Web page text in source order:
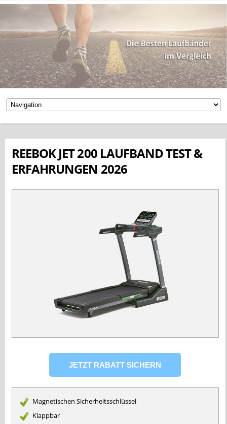
REEBOK JET 200 LAUFBAND TEST &
ERFAHRUNGEN 2026
Magnetischen Sicherheitsschlüssel
Klappbar